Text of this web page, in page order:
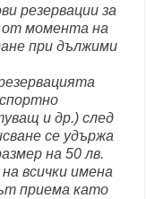
резервации за
от момента на
при дължими
и др.) след
се удържа
на 50 лв.
всички имена
приема като